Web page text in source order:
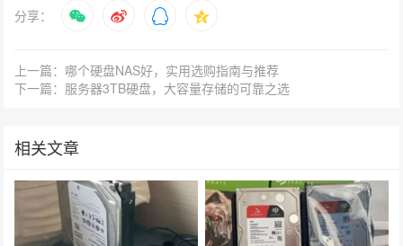
分享：
上一篇：哪个硬盘NAS好，实用选购指南与推荐
下一篇：服务器3TB硬盘，大容量存储的可靠之选
相关文章